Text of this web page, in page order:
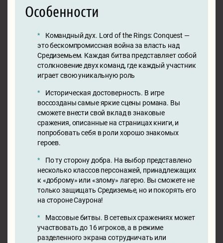
Особенности
Командный дух. Lord of the Rings: Conquest —
это бескомпромиссная война за власть над
Средиземьем. Каждая битва представляет собой
столкновение двух команд, где каждый участник
играет свою уникальную роль
Историческая достоверность. В игре
воссозданы самые яркие сцены романа. Вы
сможете внести свой вклад в знаковые
сражения, описанные на страницах книги, и
попробовать себя в роли хорошо знакомых
героев.
По ту сторону добра. На выбор представлено
несколько классов персонажей, принадлежащих
к «доброму» или «злому» лагерю. Вы сможете не
только защищать Средиземье, но и покорять его
на стороне Саурона!
Массовые битвы. В сетевых сражениях может
участвовать до 16 игроков, а в режиме
разделенного экрана сотрудничать или